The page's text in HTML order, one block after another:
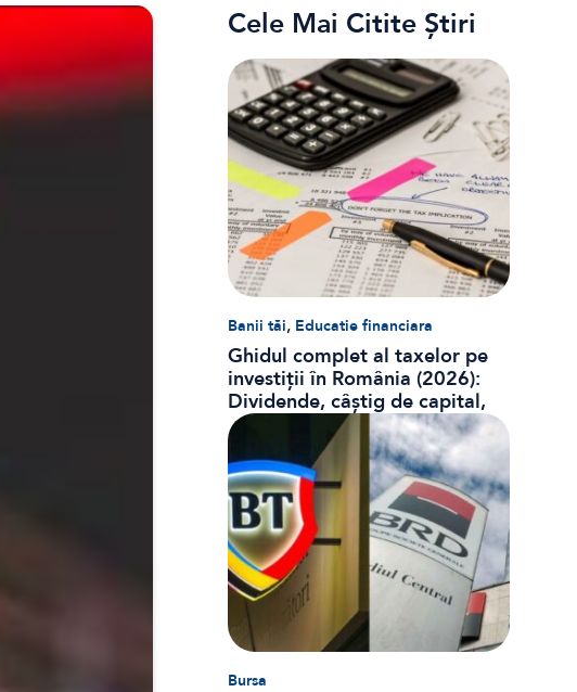
Cele Mai Citite Știri
Banii tăi, Educatie financiara
Ghidul complet al taxelor pe
investiții în România (2026):
Dividende, câștig de capital,
dobânzi și CASS
Bursa